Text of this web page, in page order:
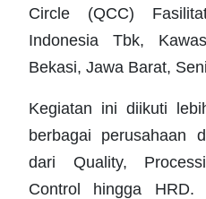
Circle (QCC)
Indonesia Tbk,
Bekasi, Jawa Barat,
Kegiatan ini diikuti
berbagai perusahaan
dari Quality,
Control hingga HRD.